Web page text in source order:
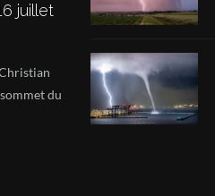
juillet
du